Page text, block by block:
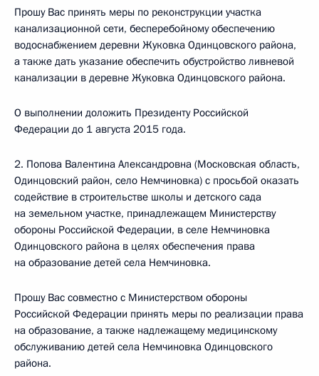
Прошу Вас принять меры по реконструкции участка
канализационной сети, бесперебойному обеспечению
водоснабжением деревни Жуковка Одинцовского района,
а также дать указание обеспечить обустройство ливневой
канализации в деревне Жуковка Одинцовского района.
О выполнении доложить Президенту Российской
Федерации до 1 августа 2015 года.
2. Попова Валентина Александровна (Московская область,
Одинцовский район, село Немчиновка) с просьбой оказать
содействие в строительстве школы и детского сада
на земельном участке, принадлежащем Министерству
обороны Российской Федерации, в селе Немчиновка
Одинцовского района в целях обеспечения права
на образование детей села Немчиновка.
Прошу Вас совместно с Министерством обороны
Российской Федерации принять меры по реализации права
на образование, а также надлежащему медицинскому
обслуживанию детей села Немчиновка Одинцовского
района.